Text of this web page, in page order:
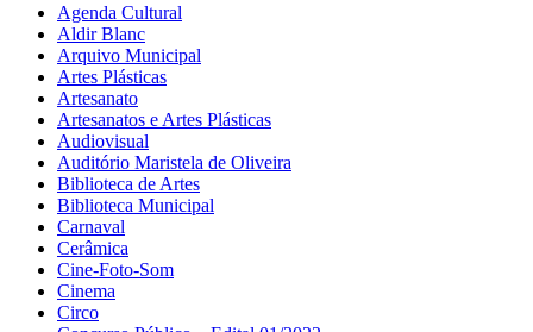
Agenda Cultural
Aldir Blanc
Arquivo Municipal
Artes Plásticas
Artesanato
Artesanatos e Artes Plásticas
Audiovisual
Auditório Maristela de Oliveira
Biblioteca de Artes
Biblioteca Municipal
Carnaval
Cerâmica
Cine-Foto-Som
Cinema
Circo